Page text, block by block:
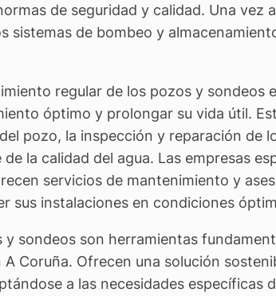
de seguridad y calidad. Una vez
sistemas de bombeo y
regular de los pozos y sondeos
óptimo y prolongar su vida útil.
pozo, la inspección y reparación de
la calidad del agua. Las empresas
servicios de mantenimiento y
sus instalaciones en condiciones
y sondeos son herramientas
A Coruña. Ofrecen una solución
a las necesidades específicas